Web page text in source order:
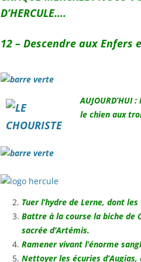
D’HERCULE….
12 – Descendre aux Enfers
AUJOURD’HUI
le chien aux
Tuer l’hydre de Lerne, dont
Battre à la course la biche de
sacrée d’Artémis.
Ramener vivant l’énorme
Nettoyer les écuries